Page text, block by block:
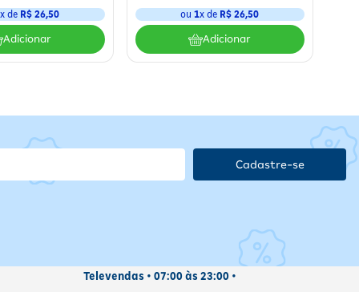
luz
x de R$ 26,50
Adicionar
ou1x de R$ 26,50
Adicionar
Cadastre-se
Televendas • 07:00 às 23:00 •